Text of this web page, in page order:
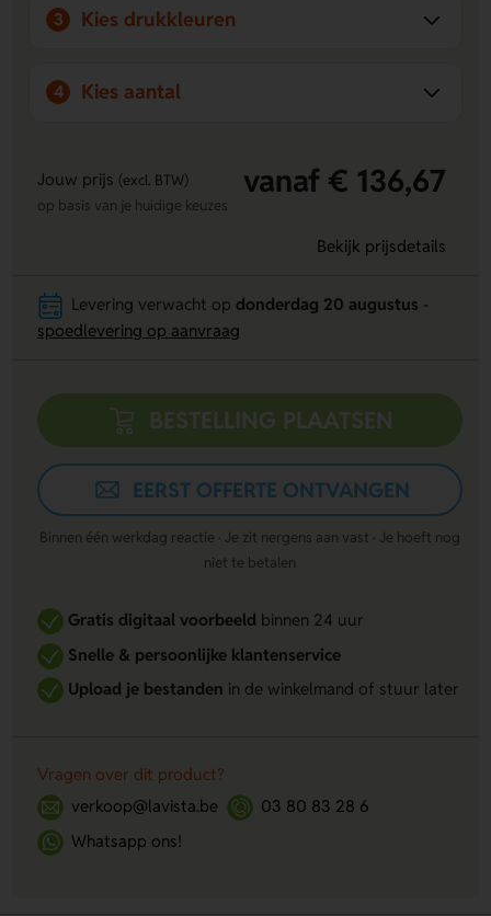
3 Kies drukkleuren
4 Kies aantal
Jouw prijs (excl. BTW) vanaf € 136,67
op basis van je huidige keuzes
Bekijk prijsdetails
Levering verwacht op donderdag 20 augustus
spoedlevering op aanvraag
BESTELLING PLAATSEN
EERST OFFERTE ONTVANGEN
Binnen één werkdag reactie · Je zit nergens aan vast · Je hoeft nog
niet te betalen
Gratis digitaal voorbeeldbinnen 24 uur
Snelle & persoonlijke klantenservice
Upload je bestanden in de winkelmand of stuur later
Vragen over dit product?
verkoop@lavista.be
03 80 83 28 6
Whatsapp ons!